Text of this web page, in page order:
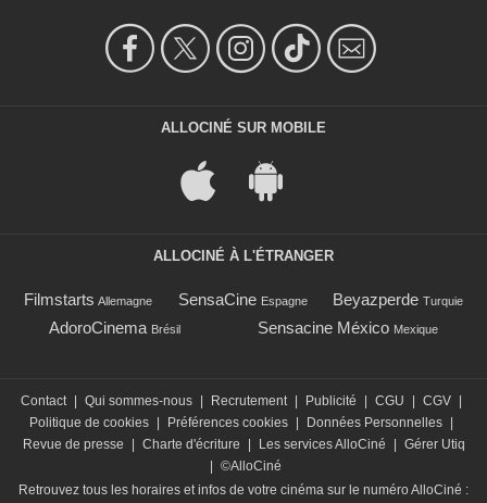
ALLOCINÉ SUR MOBILE
ALLOCINÉ À L'ÉTRANGER
Filmstarts Allemagne SensaCine Espagne Beyazperde Turquie
AdoroCinema Brésil Sensacine México Mexique
Contact | Qui sommes-nous | Recrutement | Publicité | CGU | CGV |
Politique de cookies | Préférences cookies | Données Personnelles |
Revue de presse
| Charte d'écriture | Les services AlloCiné | Gérer Utiq
| ©AlloCiné
Retrouvez tous les horaires et infos de votre cinéma sur le numéro AlloCiné :